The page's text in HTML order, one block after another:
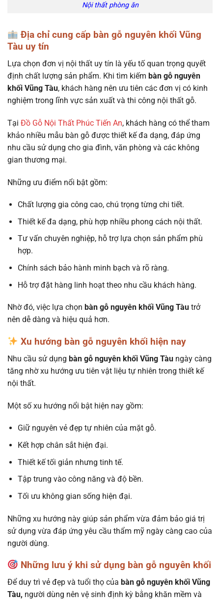
Nội thất phòng ăn
Địa chỉ cung cấp bàn gỗ nguyên khối Vũng
Tàu uy tín
Lựa chọn đơn vị nội thất uy tín là yếu tố quan trọng quyết
định chất lượng sản phẩm. Khi tìm kiếm bàn gỗ nguyên
khối Vũng Tàu, khách hàng nên ưu tiên các đơn vị có kinh
nghiệm trong lĩnh vực sản xuất và thi công nội thất gỗ.
Tại Đồ Gỗ Nội Thất Phúc Tiến An, khách hàng có thể tham
khảo nhiều mẫu bàn gỗ được thiết kế đa dạng, đáp ứng
nhu cầu sử dụng cho gia đình, văn phòng và các không
gian thương mại.
Những ưu điểm nổi bật gồm:
Chất lượng gia công cao, chú trọng từng chi tiết.
Thiết kế đa dạng, phù hợp nhiều phong cách nội thất.
Tư vấn chuyên nghiệp, hỗ trợ lựa chọn sản phẩm phù
hợp.
Chính sách bảo hành minh bạch và rõ ràng.
Hỗ trợ đặt hàng linh hoạt theo nhu cầu khách hàng.
Nhờ đó, việc lựa chọn bàn gỗ nguyên khối Vũng Tàu trở
nên dễ dàng và hiệu quả hơn.
Xu hướng bàn gỗ nguyên khối hiện nay
Nhu cầu sử dụng bàn gỗ nguyên khối Vũng Tàu ngày càng
tăng nhờ xu hướng ưu tiên vật liệu tự nhiên trong thiết kế
nội thất.
Một số xu hướng nổi bật hiện nay gồm:
Giữ nguyên vẻ đẹp tự nhiên của mặt gỗ.
Kết hợp chân sắt hiện đại.
Thiết kế tối giản nhưng tinh tế.
Tập trung vào công năng và độ bền.
Tối ưu không gian sống hiện đại.
Những xu hướng này giúp sản phẩm vừa đảm bảo giá trị
sử dụng vừa đáp ứng yêu cầu thẩm mỹ ngày càng cao của
người dùng.
Những lưu ý khi sử dụng bàn gỗ nguyên khối
Để duy trì vẻ đẹp và tuổi thọ của bàn gỗ nguyên khối Vũng
Tàu, người dùng nên vệ sinh định kỳ bằng khăn mềm và